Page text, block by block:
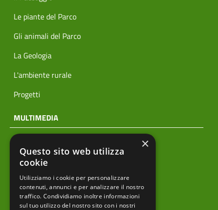
Le piante del Parco
Gli animali del Parco
La Geologia
L'ambiente rurale
Progetti
MULTIMEDIA
Archivio news
Prodotti editoriali
×
Questo sito web utilizza
cookie
Utilizziamo i cookie per personalizzare
contenuti, annunci e per analizzare il nostro
traffico. Condividiamo inoltre informazioni
sul tuo utilizzo del nostro sito con i nostri